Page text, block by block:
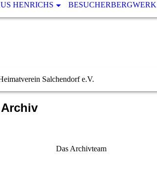
HENRICHS BESUCHERBERGWERK
Salchendorf e.V.
Das Archivteam